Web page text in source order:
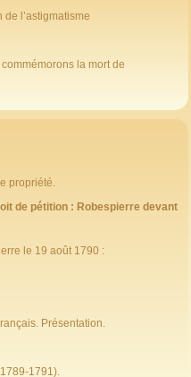
l’astigmatisme
la mort de
propriété.
de pétition : Robespierre devant
le 19 août 1790 :
Présentation.
1791).